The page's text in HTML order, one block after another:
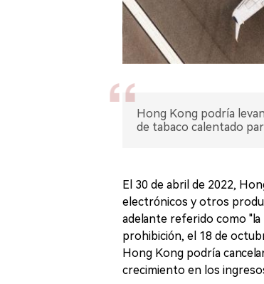
Hong Kong podría
de tabaco calentado
El 30 de abril de 2022,
electrónicos y otros
adelante referido como "la
prohibición, el 18 de
Hong Kong podría
crecimiento en los